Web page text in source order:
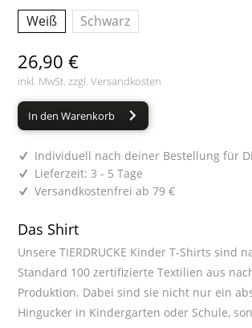
Weiß Schwarz
26,90 €
inkl. MwSt. zzgl.Versandkosten
In den Warenkorb
Individuell nach deiner Bestellung für
Lieferzeit: 3 - 5 Tage
Versandkostenfrei ab 79 €
Das Shirt
Unsere TIERDRUCKE Kinder T-Shirts sind
Standard 100 zertifizierte Textilien aus
Produktion. Dabei sind sie nicht nur ein
Hingucker in Kindergarten oder Schule,